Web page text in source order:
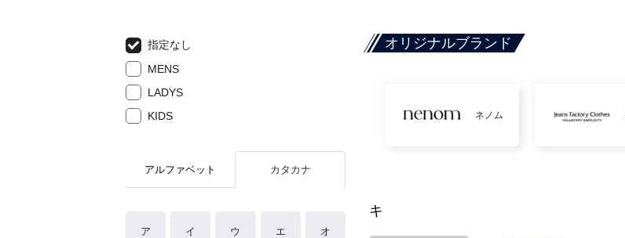
指定なし
MENS
LADYS
KIDS
アルファベット カタカナ
ア イ ウ エ オ
オリジナルブランド
ネノム
キ